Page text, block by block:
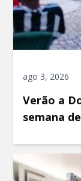
ago 3, 2026
Verão a
semana